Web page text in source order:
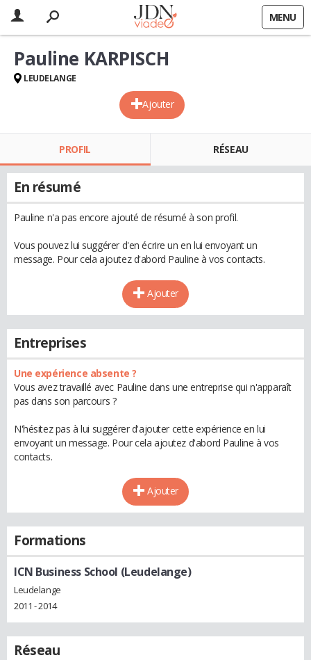
MENU
Ajouter
Pauline KARPISCH
LEUDELANGE
PROFIL RÉSEAU
En résumé
Pauline n'a pas encore ajouté de résumé à son profil.
Vous pouvez lui suggérer d'en écrire un en lui envoyant un
message. Pour cela ajoutez d'abord Pauline à vos contacts.
Ajouter
Entreprises
Une expérience absente ?
Vous avez travaillé avec Pauline dans une entreprise qui n'apparaît
pas dans son parcours ?
N'hésitez pas à lui suggérer d'ajouter cette expérience en lui
envoyant un message. Pour cela ajoutez d'abord Pauline à vos
contacts.
Ajouter
Formations
ICN Business School (Leudelange)
Leudelange
2011 - 2014
Réseau